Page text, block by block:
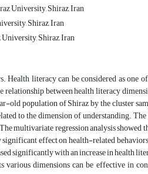
University, Shiraz, Iran
Shiraz, Iran
Shiraz, Iran
literacy can be considered as one
between health literacy
population of Shiraz by the cluster
to the dimension of understanding.
multivariate regression analysis showed
effect on health-related
significantly with an increase in health
dimensions can be effective in